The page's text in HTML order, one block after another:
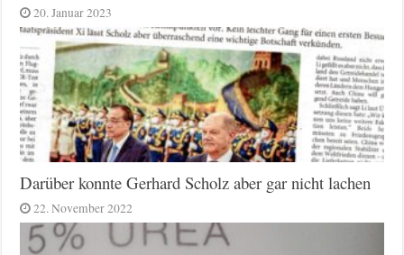
20. Januar 2023
Darüber konnte Gerhard Scholz aber gar nicht lachen
22. November 2022